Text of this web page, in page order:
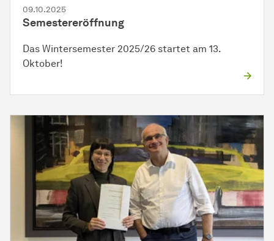
09.10.2025
Semestereröffnung
Das Wintersemester 2025/26 startet am 13.
Oktober!